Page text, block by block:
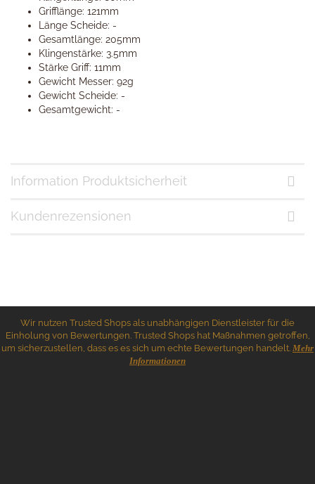
Grifflänge: 121mm
Länge Scheide: -
Gesamtlänge: 205mm
Klingenstärke: 3.5mm
Stärke Griff: 11mm
Gewicht Messer: 92g
Gewicht Scheide: -
Gesamtgewicht: -
Information Produktsicherheit
Kundenrezensionen
Wir nutzen Trusted Shops als unabhängigen Dienstleister für die
Einholung von Bewertungen. Trusted Shops hat Maßnahmen getroffen,
um sicherzustellen, dass es es sich um echte Bewertungen handelt. Mehr
Informationen